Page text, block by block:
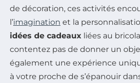
de décoration, ces activités
l’imagination et la
idées de cadeaux liées au
contentez pas de donner un
également une expérience
à votre proche de s’épanouir